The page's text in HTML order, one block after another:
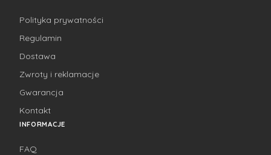
Polityka prywatności
Regulamin
Dostawa
Zwroty i reklamacje
Gwarancja
Kontakt
INFORMACJE
FAQ